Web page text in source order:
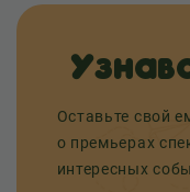
Оставьте свой
о премьерах
интересных